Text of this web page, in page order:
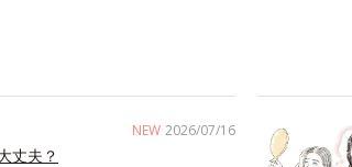
NEW 2026/07/16
丈夫？